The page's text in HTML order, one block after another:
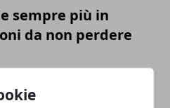
sempre più in
da non perdere